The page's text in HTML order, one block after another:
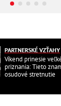
PARTNERSKÉ VZŤAHY
Víkend prinesie
priznania: Tieto
osudové stretnutie